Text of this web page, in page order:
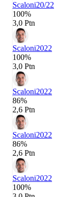
Scaloni20/22
100%
3,0 Ptn
Scaloni2022
100%
3,0 Ptn
Scaloni2022
86%
2,6 Ptn
Scaloni2022
86%
2,6 Ptn
Scaloni2022
100%